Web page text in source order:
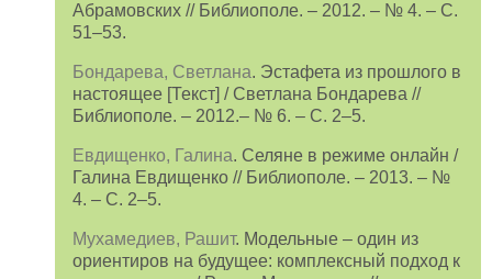
Абрамовских // Библиополе. – 2012. – № 4. – С.
51–53.
Бондарева, Светлана. Эстафета из прошлого в
настоящее [Текст] / Светлана Бондарева //
Библиополе. – 2012.– № 6. – С. 2–5.
Евдищенко, Галина. Селяне в режиме онлайн /
Галина Евдищенко // Библиополе. – 2013. – №
4. – С. 2–5.
Мухамедиев, Рашит. Модельные – один из
ориентиров на будущее: комплексный подход к